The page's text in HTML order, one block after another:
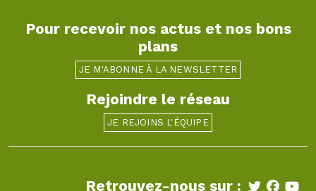
Pour recevoir nos actus et nos bons
plans
JE M'ABONNE À LA NEWSLETTER
Rejoindre le réseau
JE REJOINS L'ÉQUIPE
Retrouvez-nous sur :